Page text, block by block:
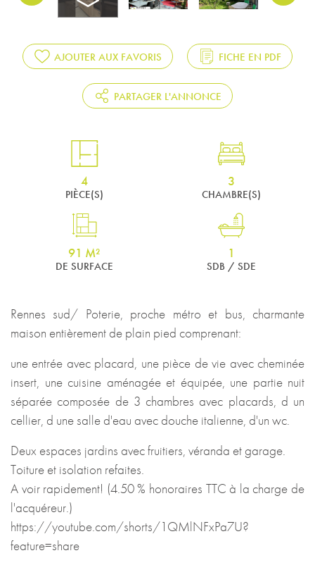
AJOUTER AUX FAVORIS FICHE EN PDF
PARTAGER L'ANNONCE
4
PIÈCE(S)
3
CHAMBRE(S)
91 M²
DE SURFACE
1
SDB / SDE
Rennes sud/ Poterie, proche métro et bus, charmante
maison entièrement de plain pied comprenant:
une entrée avec placard, une pièce de vie avec cheminée
insert, une cuisine aménagée et équipée, une partie nuit
séparée composée de 3 chambres avec placards, d un
cellier, d une salle d'eau avec douche italienne, d'un wc.
Deux espaces jardins avec fruitiers, véranda et garage.
Toiture et isolation refaites.
A voir rapidement! (4.50 % honoraires TTC à la charge de
l'acquéreur.)
https://youtube.com/shorts/1QMlNFxPa7U?
feature=share